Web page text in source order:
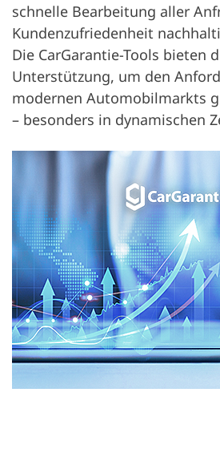
schnelle Bearbeitung aller
Kundenzufriedenheit
Die CarGarantie-Tools bieten
Unterstützung, um den
modernen Automobilmarkts
– besonders in dynamischen